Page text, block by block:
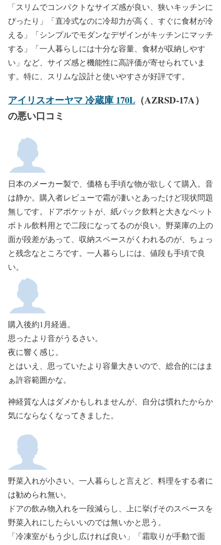
「スリムでコンパクトなサイズ感が良い、狭いキッチンに
ぴったり」「直冷式なのに冷却力が高く、すぐに食材が冷
える」「シンプルでモダンなデザインがキッチンにマッチ
する」「一人暮らしには十分な容量、食材が収納しやす
い」など、サイズ感と機能性に高評価が寄せられていま
す。特に、スリムな設計と使いやすさが好評です。
アイリスオーヤマ 冷蔵庫 170L （AZRSD-17A）
の悪い口コミ
日本のメーカー製で、価格も手頃な物が欲しくて購入。音
は静か。購入者レビューで霜が凄いとあったけど現状問題
無しです。ドアポケットが、紙パック飲料と大きなペット
ボトル飲料用とで二段になってるのが良い。野菜庫の上の
面が段差があって、収納スペースがくわれるのが、ちょっ
と残念なところです。一人暮らしには、値段も手頃で良
い。
購入後約1月経過。
思ったより音がうるさい。
夜に響く感じ。
とはいえ、思っていたより容量大きいので、総合的にはま
ぁ許容範囲かな。
神経質な人はダメかもしれませんが、自分は慣れたからか
気にならなくなってきました。
野菜入れが小さい。一人暮らしと言えど、料理をする者に
は勧められ無い。
ドアの飲み物入れを一段減らし、上に挙げそのスペースを
野菜入れにしたらいいのでは無いかと思う。
「冷凍室がもう少し広ければ良い」「霜取りが手動で面